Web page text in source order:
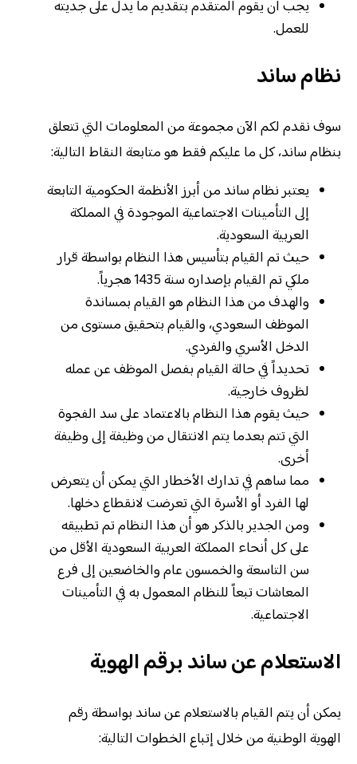
يجب أن يقوم المتقدم بتقديم ما يدل على جديته
للعمل.
نظام ساند
سوف نقدم لكم الآن مجموعة من المعلومات التي تتعلق
بنظام ساند، كل ما عليكم فقط هو متابعة النقاط التالية:
يعتبر نظام ساند من أبرز الأنظمة الحكومية التابعة
إلى التأمينات الاجتماعية الموجودة في المملكة
العربية السعودية.
حيث تم القيام بتأسيس هذا النظام بواسطة قرار
ملكي تم القيام بإصداره سنة 1435 هجرياً.
والهدف من هذا النظام هو القيام بمساندة
الموظف السعودي، والقيام بتحقيق مستوى من
الدخل الأسري والفردي.
تحديداً في حالة القيام بفصل الموظف عن عمله
لظروف خارجية.
حيث يقوم هذا النظام بالاعتماد على سد الفجوة
التي تتم بعدما يتم الانتقال من وظيفة إلى وظيفة
أخرى.
مما ساهم في تدارك الأخطار التي يمكن أن يتعرض
لها الفرد أو الأسرة التي تعرضت لانقطاع دخلها.
ومن الجدير بالذكر هو أن هذا النظام تم تطبيقه
على كل أنحاء المملكة العربية السعودية الأقل من
سن التاسعة والخمسون عام والخاضعين إلى فرع
المعاشات تبعاً للنظام المعمول به في التأمينات
الاجتماعية.
الاستعلام عن ساند برقم الهوية
يمكن أن يتم القيام بالاستعلام عن ساند بواسطة رقم
الهوية الوطنية من خلال إتباع الخطوات التالية: